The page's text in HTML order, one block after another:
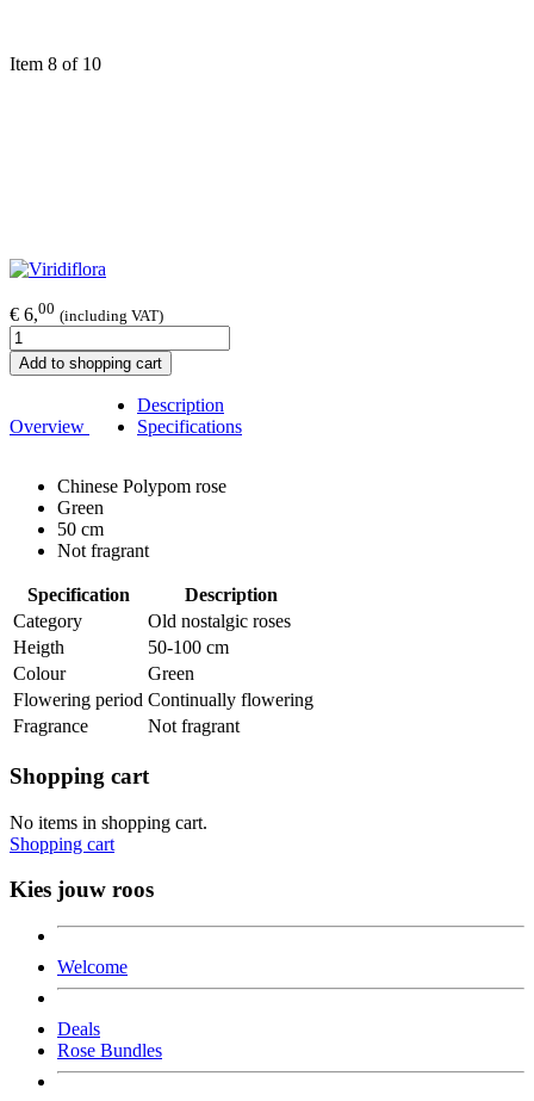
Item 8 of 10
€ 6,00 (including VAT)
Add to shopping cart
Overview
Description
Specifications
Chinese Polypom rose
Green
50 cm
Not fragrant
Specification
Description
Category
Old nostalgic roses
Heigth
50-100 cm
Colour
Green
Flowering period Continually flowering
Fragrance
Not fragrant
Shopping cart
No items in shopping cart.
Shopping cart
Kies jouw roos
Welcome
Deals
Rose Bundles